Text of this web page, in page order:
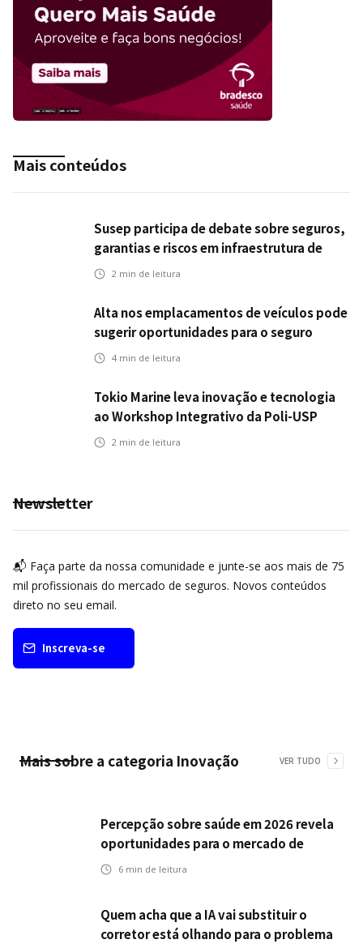
Mais conteúdos
Susep participa de debate sobre seguros,
garantias e riscos em infraestrutura de
transportes
2 min de leitura
Alta nos emplacamentos de veículos pode
sugerir oportunidades para o seguro
automotivo
4 min de leitura
Tokio Marine leva inovação e tecnologia
ao Workshop Integrativo da Poli-USP
2 min de leitura
Newsletter
📬 Faça parte da nossa comunidade e junte-se aos mais de 75
mil profissionais do mercado de seguros. Novos conteúdos
direto no seu email.
Inscreva-se
Mais sobre a categoria Inovação VER TUDO
Percepção sobre saúde em 2026 revela
oportunidades para o mercado de
seguros ampliar cobertura e prevenção
6 min de leitura
Quem acha que a IA vai substituir o
corretor está olhando para o problema